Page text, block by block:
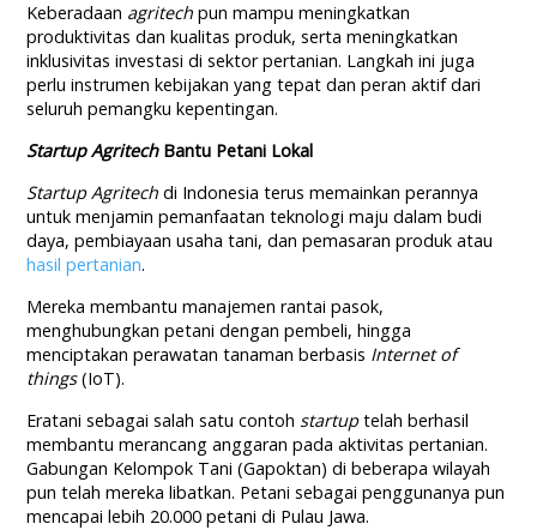
Keberadaan agritech pun mampu meningkatkan
produktivitas dan kualitas produk, serta meningkatkan
inklusivitas investasi di sektor pertanian. Langkah ini juga
perlu instrumen kebijakan yang tepat dan peran aktif dari
seluruh pemangku kepentingan.
Startup AgritechBantu Petani Lokal
Startup Agritech di Indonesia terus memainkan perannya
untuk menjamin pemanfaatan teknologi maju dalam budi
daya, pembiayaan usaha tani, dan pemasaran produk atau
hasil pertanian.
Mereka membantu manajemen rantai pasok,
menghubungkan petani dengan pembeli, hingga
menciptakan perawatan tanaman berbasis Internet of
things(IoT).
Eratani sebagai salah satu contoh startuptelah berhasil
membantu merancang anggaran pada aktivitas pertanian.
Gabungan Kelompok Tani (Gapoktan) di beberapa wilayah
pun telah mereka libatkan. Petani sebagai penggunanya pun
mencapai lebih 20.000 petani di Pulau Jawa.